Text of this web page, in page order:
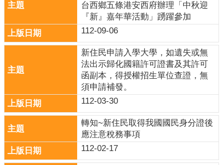
訊
主
題
意
交
流
相
關
連
台西鄉五條港安西府辦理「中秋迎
『新』嘉年華活動」踴躍參加
112-09-06
新住民申請入學大學，如遺失或無
法出示歸化國籍許可證書及其許可
函副本，得授權招生單位查證，無
須申請補發。
112-03-30
轉知~新住民取得我國國民身分證後
應注意稅務事項
112-02-17